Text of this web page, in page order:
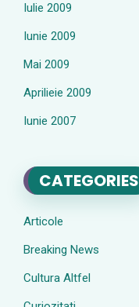
Iulie 2009
Iunie 2009
Mai 2009
Aprilieie 2009
Iunie 2007
CATEGORIES
Articole
Breaking News
Cultura Altfel